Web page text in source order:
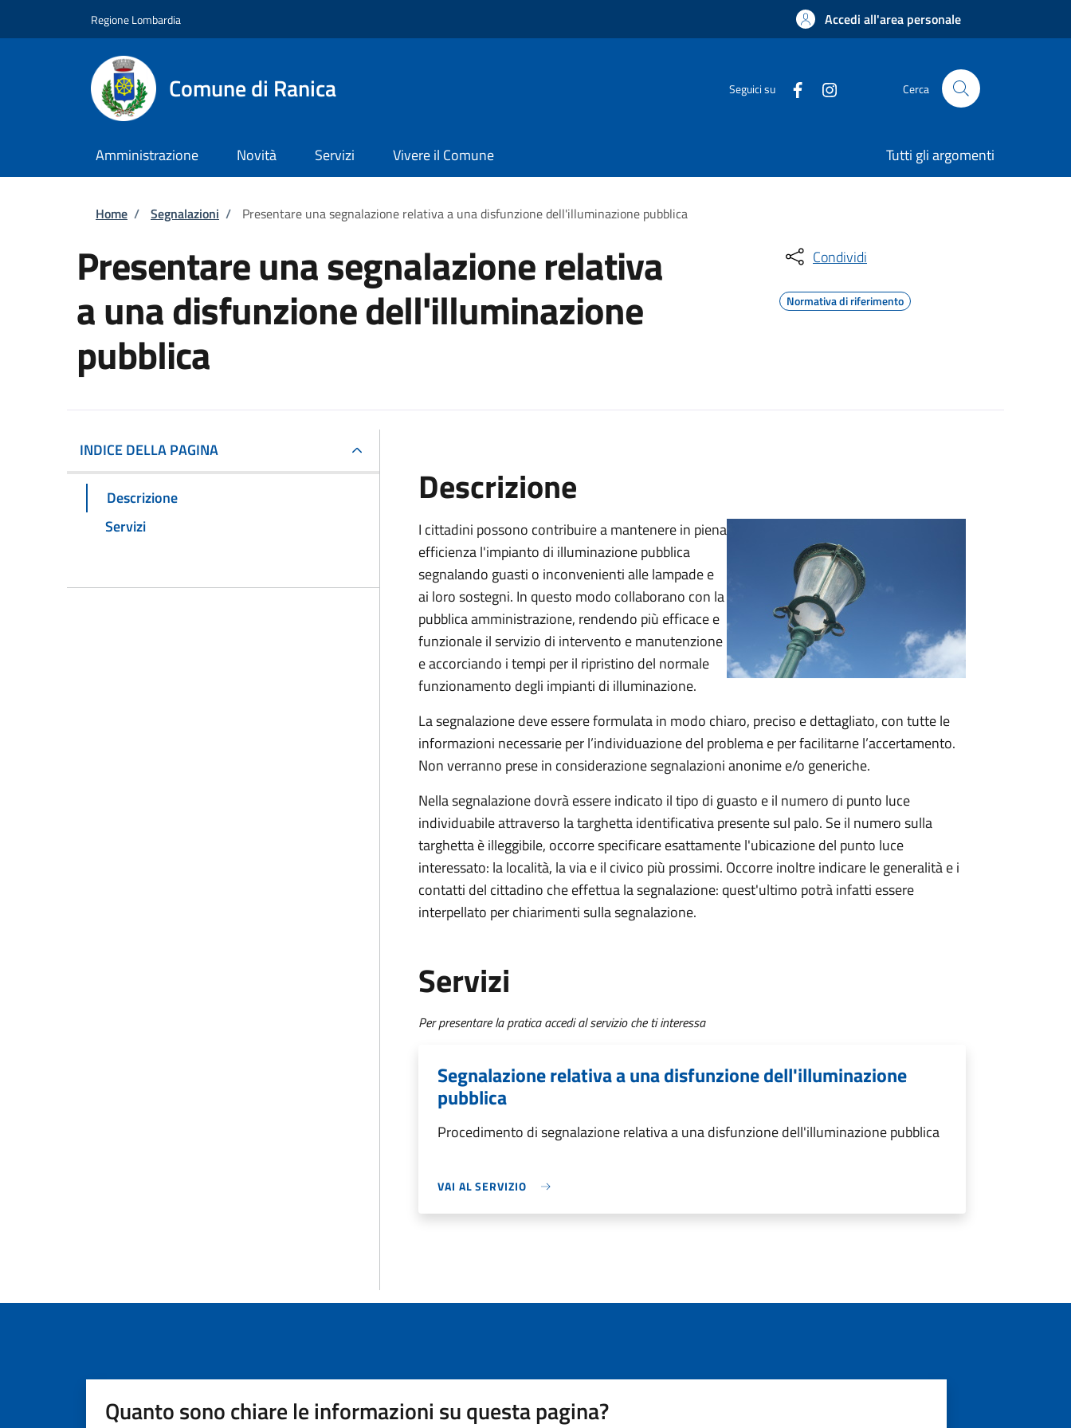
Regione Lombardia Accedi all'area personale
Comune di Ranica Seguici su Cerca
Amministrazione Novità Servizi Vivere il Comune Tutti gli argomenti
Briciole di pane
Home / Segnalazioni / Presentare una segnalazione relativa a una disfunzione dell'illuminazione pubblica
Presentare una segnalazione relativa
a una disfunzione dell'illuminazione
pubblica
Condividi
Normativa di riferimento
INDICE DELLA PAGINA
Descrizione
Servizi
Descrizione
I cittadini possono contribuire a mantenere in piena
efficienza l'impianto di illuminazione pubblica
segnalando guasti o inconvenienti alle lampade e
ai loro sostegni. In questo modo collaborano con la
pubblica amministrazione, rendendo più efficace e
funzionale il servizio di intervento e manutenzione
e accorciando i tempi per il ripristino del normale
funzionamento degli impianti di illuminazione.
La segnalazione deve essere formulata in modo chiaro, preciso e dettagliato, con tutte le
informazioni necessarie per l’individuazione del problema e per facilitarne l’accertamento.
Non verranno prese in considerazione segnalazioni anonime e/o generiche.
Nella segnalazione dovrà essere indicato il tipo di guasto e il numero di punto luce
individuabile attraverso la targhetta identificativa presente sul palo. Se il numero sulla
targhetta è illeggibile, occorre specificare esattamente l'ubicazione del punto luce
interessato: la località, la via e il civico più prossimi. Occorre inoltre indicare le generalità e i
contatti del cittadino che effettua la segnalazione: quest'ultimo potrà infatti essere
interpellato per chiarimenti sulla segnalazione.
Servizi
Per presentare la pratica accedi al servizio che ti interessa
Segnalazione relativa a una disfunzione dell'illuminazione
pubblica
Procedimento di segnalazione relativa a una disfunzione dell'illuminazione pubblica
VAI AL SERVIZIO
Quanto sono chiare le informazioni su questa pagina?